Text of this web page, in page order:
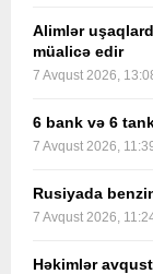
Alimlər
müalicə edir
7 Avqust 2026,
6 bank və 6
7 Avqust 2026,
Rusiyada
7 Avqust 2026,
Həkimlər